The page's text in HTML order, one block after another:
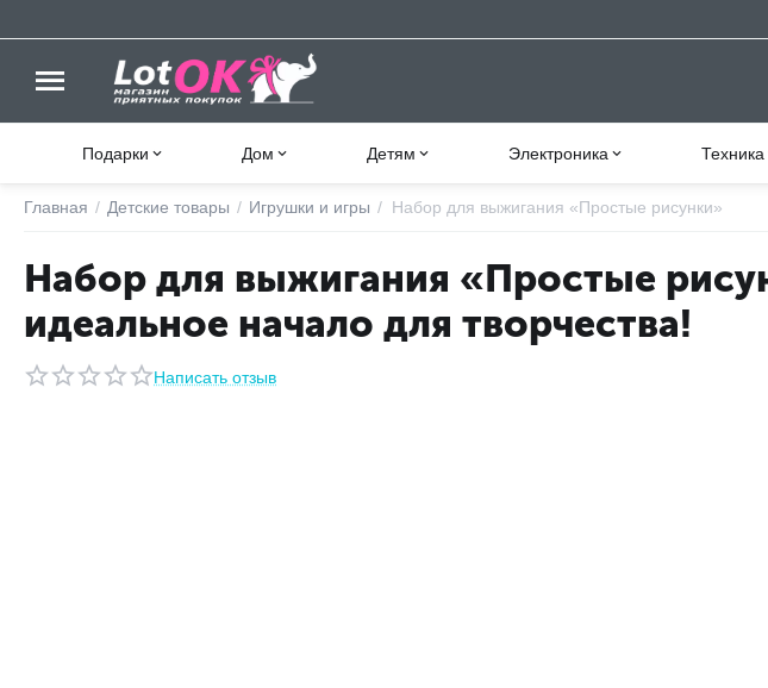
Подарки Дом Детям Электроника Техника
Главная / Детские товары / Игрушки и игры / Набор для выжигания «Простые рисунки»
Набор для выжигания «Простые
идеальное начало для творчества!
Написать отзыв